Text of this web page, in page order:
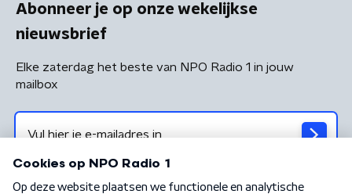
Abonneer je op onze wekelijkse
nieuwsbrief
Elke zaterdag het beste van NPO Radio 1 in jouw
mailbox